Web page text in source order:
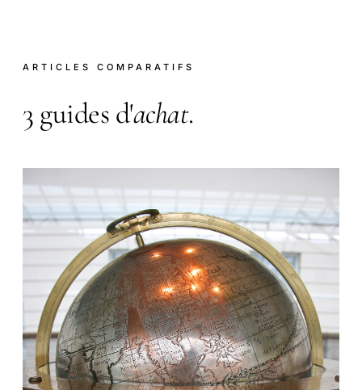
ARTICLES COMPARATIFS
3 guides d'achat.